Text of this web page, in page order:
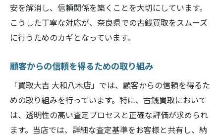
安を解消し、信頼関係を築くことを大切にしています。
こうした丁寧な対応が、奈良県での古銭買取をスムーズ
に行うためのカギとなっています。
顧客からの信頼を得るための取り組み
「買取大吉 大和八木店」では、顧客からの信頼を得るた
めの取り組みを行っています。特に、古銭買取において
は、透明性の高い査定プロセスと正確な評価が求められ
ます。当店では、詳細な査定基準をお客様と共有し、納